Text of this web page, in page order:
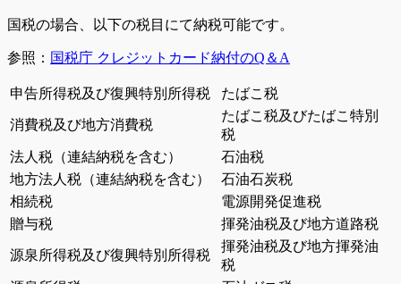
国税の場合、以下の税目にて納税可能です。
参照： 国税庁 クレジットカード納付のQ＆A
申告所得税及び復興特別所得税 たばこ税
消費税及び地方消費税
たばこ税及びたばこ特別
税
法人税（連結納税を含む）
石油税
地方法人税（連結納税を含む）
石油石炭税
相続税
電源開発促進税
贈与税
揮発油税及び地方道路税
源泉所得税及び復興特別所得税
揮発油税及び地方揮発油
税